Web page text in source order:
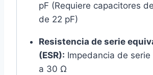
pF (Requiere capacitores
de 22 pF)
Resistencia de serie
(ESR): Impedancia de
a 30 Ω